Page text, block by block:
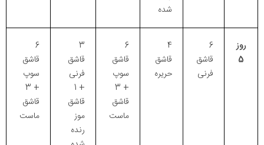
شده
روز
5
6
قاشق
فرنی
4
قاشق
حریره
6
قاشق
سوپ
+ 3
قاشق
ماست
3
قاشق
فرنی
+ 1
قاشق
موز
رنده
6
قاشق
سوپ
+ 3
قاشق
ماست